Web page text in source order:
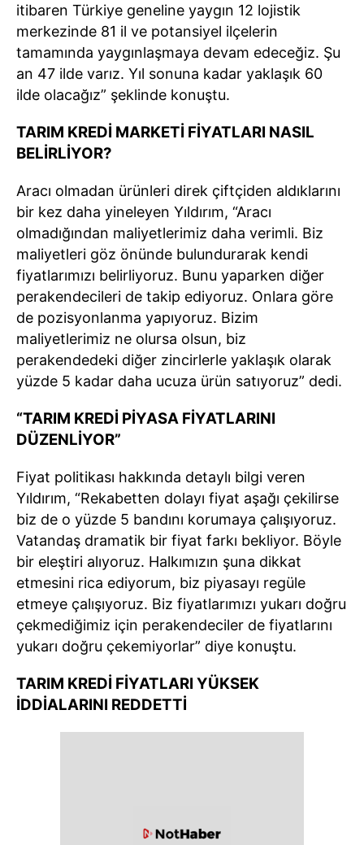
itibaren Türkiye geneline yaygın 12 lojistik
merkezinde 81 il ve potansiyel ilçelerin
tamamında yaygınlaşmaya devam edeceğiz. Şu
an 47 ilde varız. Yıl sonuna kadar yaklaşık 60
ilde olacağız” şeklinde konuştu.
TARIM KREDİ MARKETİ FİYATLARI NASIL
BELİRLİYOR?
Aracı olmadan ürünleri direk çiftçiden aldıklarını
bir kez daha yineleyen Yıldırım, “Aracı
olmadığından maliyetlerimiz daha verimli. Biz
maliyetleri göz önünde bulundurarak kendi
fiyatlarımızı belirliyoruz. Bunu yaparken diğer
perakendecileri de takip ediyoruz. Onlara göre
de pozisyonlanma yapıyoruz. Bizim
maliyetlerimiz ne olursa olsun, biz
perakendedeki diğer zincirlerle yaklaşık olarak
yüzde 5 kadar daha ucuza ürün satıyoruz” dedi.
“TARIM KREDİ PİYASA FİYATLARINI
DÜZENLİYOR”
Fiyat politikası hakkında detaylı bilgi veren
Yıldırım, “Rekabetten dolayı fiyat aşağı çekilirse
biz de o yüzde 5 bandını korumaya çalışıyoruz.
Vatandaş dramatik bir fiyat farkı bekliyor. Böyle
bir eleştiri alıyoruz. Halkımızın şuna dikkat
etmesini rica ediyorum, biz piyasayı regüle
etmeye çalışıyoruz. Biz fiyatlarımızı yukarı doğru
çekmediğimiz için perakendeciler de fiyatlarını
yukarı doğru çekemiyorlar” diye konuştu.
TARIM KREDİ FİYATLARI YÜKSEK
İDDİALARINI REDDETTİ